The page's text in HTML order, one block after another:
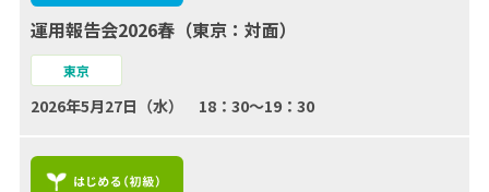
運用報告会2026春（東京：対面）
東京
2026年5月27日（水） 18：30～19：30